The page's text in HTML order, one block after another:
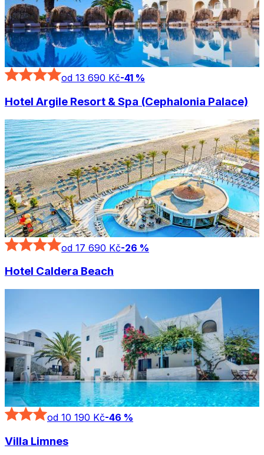
od 13 690 Kč-41 %
Hotel Argile Resort & Spa (Cephalonia Palace)
od 17 690 Kč-26 %
Hotel Caldera Beach
od 10 190 Kč-46 %
Villa Limnes